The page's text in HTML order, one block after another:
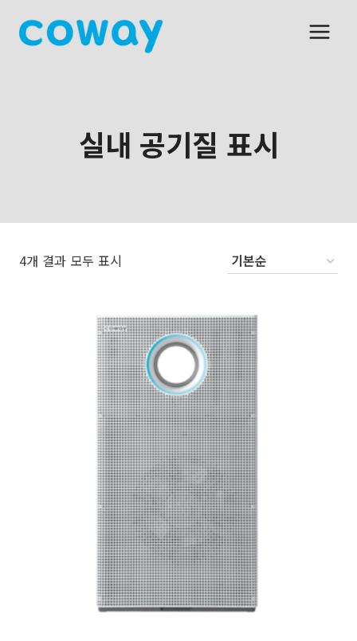
실내 공기질 표시
4개 결과 모두 표시